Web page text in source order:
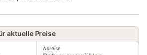
aktuelle Preise
Abreise